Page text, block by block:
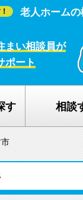
老人ホーム
まい相談員が
ポート
す 相談
市